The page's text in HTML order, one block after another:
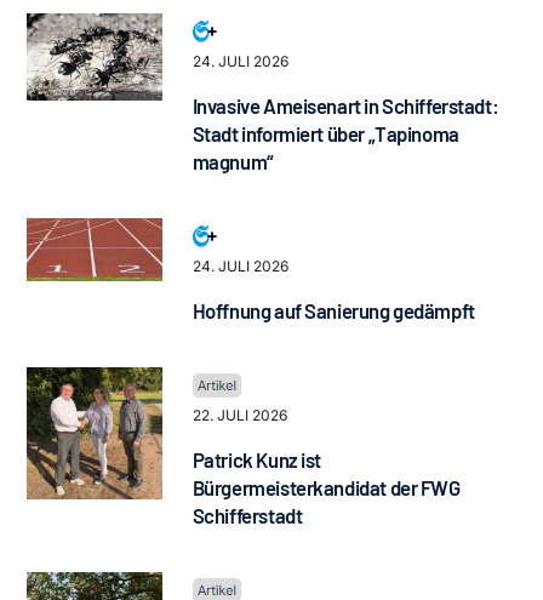
24. JULI 2026
Invasive Ameisenart in Schifferstadt:
Stadt informiert über „Tapinoma
magnum“
24. JULI 2026
Hoffnung auf Sanierung gedämpft
22. JULI 2026
Patrick Kunz ist
Bürgermeisterkandidat der FWG
Schifferstadt